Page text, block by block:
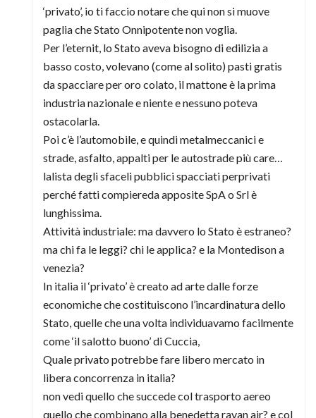
‘privato’, io ti faccio notare che qui non si muove
paglia che Stato Onnipotente non voglia.
Per l’eternit, lo Stato aveva bisogno di edilizia a
basso costo, volevano (come al solito) pasti gratis
da spacciare per oro colato, il mattone è la prima
industria nazionale e niente e nessuno poteva
ostacolarla.
Poi c’è l’automobile, e quindi metalmeccanici e
strade, asfalto, appalti per le autostrade più care…
lalista degli sfaceli pubblici spacciati perprivati
perché fatti compiereda apposite SpA o Srl è
lunghissima.
Attività industriale: ma davvero lo Stato è estraneo?
ma chi fa le leggi? chi le applica? e la Montedison a
venezia?
In italia il ‘privato’ è creato ad arte dalle forze
economiche che costituiscono l’incardinatura dello
Stato, quelle che una volta individuavamo facilmente
come ‘il salotto buono’ di Cuccia,
Quale privato potrebbe fare libero mercato in
libera concorrenza in italia?
non vedi quello che succede col trasporto aereo
quello che combinano alla benedetta rayan air? e col